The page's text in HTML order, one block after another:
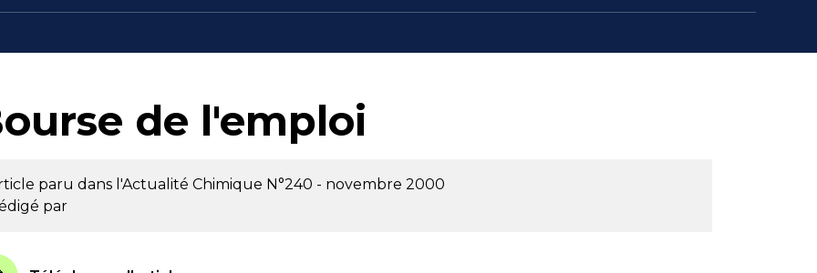
de l'emploi
paru dans l'Actualité Chimique N°240 - novembre 2000
par